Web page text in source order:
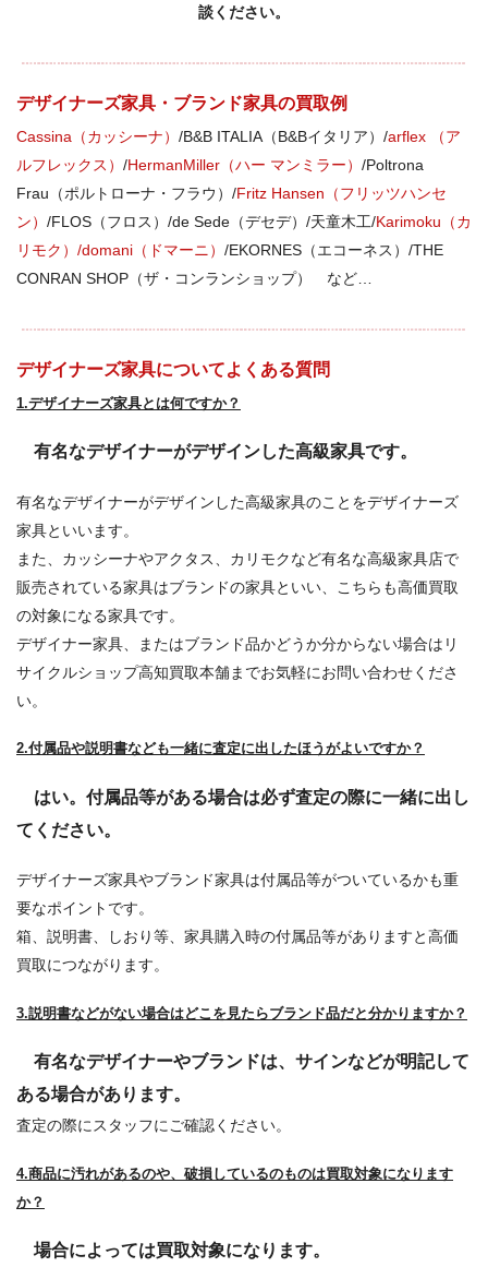
談ください。
デザイナーズ家具・ブランド家具の買取例
Cassina（カッシーナ） /B&B ITALIA（B&Bイタリア）/arflex （ア
ルフレックス） /HermanMiller（ハー マンミラー） /Poltrona
Frau（ポルトローナ・フラウ）/Fritz Hansen（フリッツハンセ
ン） /FLOS（フロス）/de Sede（デセデ）/天童木工/Karimoku（カ
リモク）/domani（ドマーニ） /EKORNES（エコーネス）/THE
CONRAN SHOP（ザ・コンランショップ） など…
デザイナーズ家具についてよくある質問
1.デザイナーズ家具とは何ですか？
有名なデザイナーがデザインした高級家具です。
有名なデザイナーがデザインした高級家具のことをデザイナーズ
家具といいます。
また、カッシーナやアクタス、カリモクなど有名な高級家具店で
販売されている家具はブランドの家具といい、こちらも高価買取
の対象になる家具です。
デザイナー家具、またはブランド品かどうか分からない場合はリ
サイクルショップ高知買取本舗までお気軽にお問い合わせくださ
い。
2.付属品や説明書なども一緒に査定に出したほうがよいですか？
はい。付属品等がある場合は必ず査定の際に一緒に出し
てください。
デザイナーズ家具やブランド家具は付属品等がついているかも重
要なポイントです。
箱、説明書、しおり等、家具購入時の付属品等がありますと高価
買取につながります。
3.説明書などがない場合はどこを見たらブランド品だと分かりますか？
有名なデザイナーやブランドは、サインなどが明記して
ある場合があります。
査定の際にスタッフにご確認ください。
4.商品に汚れがあるのや、破損しているのものは買取対象になります
か？
場合によっては買取対象になります。